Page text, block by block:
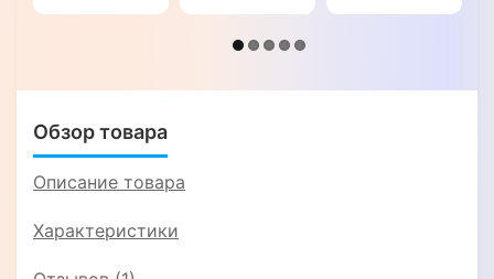
"MARBLE"
кожи для
Обзор товара
Описание товара
Характеристики